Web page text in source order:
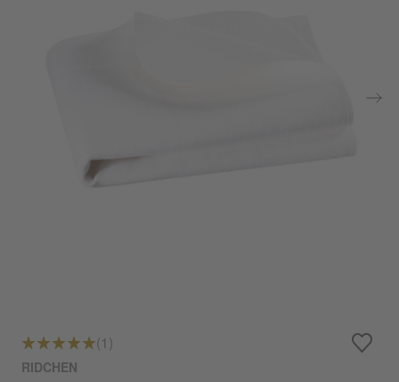
(1)
RIDCHEN